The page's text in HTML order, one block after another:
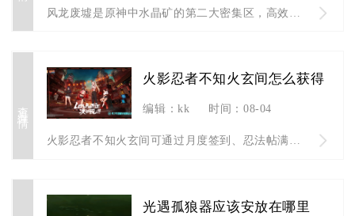
查看详情
火影忍者不知火玄间怎么获得
编辑：kk 时间：08-04
光遇孤狼器应该安放在哪里